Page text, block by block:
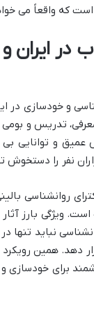
است که واقعاً می
در ایران
و خودسازی در
تدریس و
عمیق و توانایی بی
نفر را دستخوش
روانشناسی
ویژگی بارز آثار
نباید تنها
دهد. همین
برای